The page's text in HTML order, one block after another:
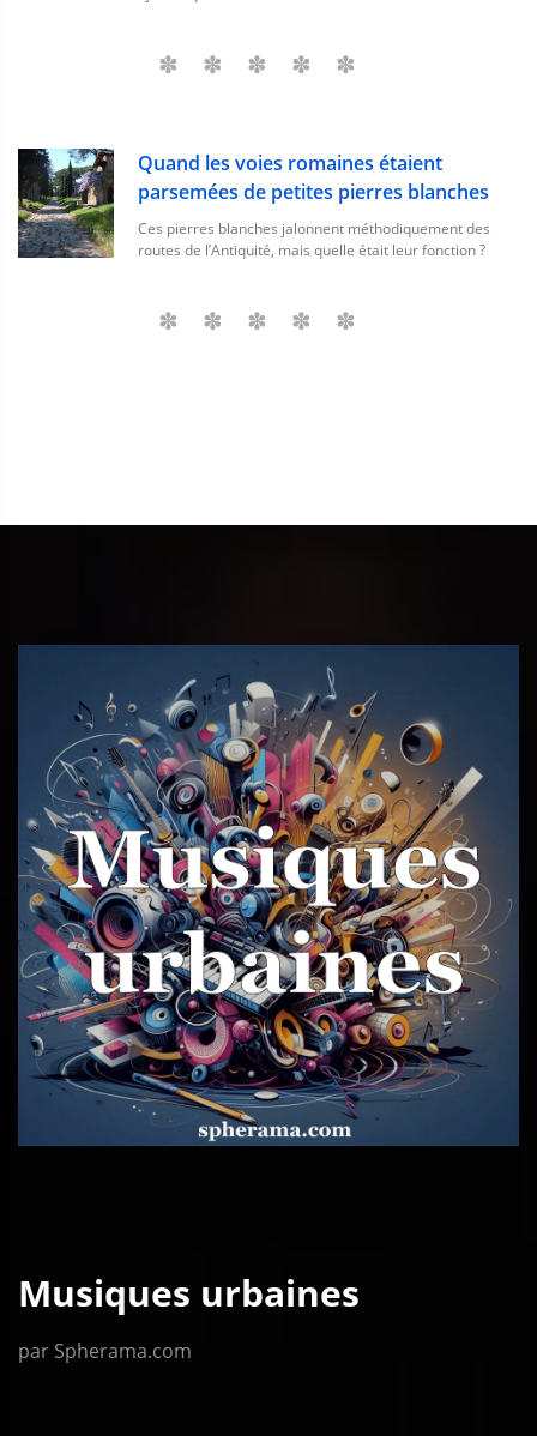
Quand les voies romaines étaient
parsemées de petites pierres blanches
Ces pierres blanches jalonnent méthodiquement des
routes de l’Antiquité, mais quelle était leur fonction ?
Musiques urbaines
par Spherama.com